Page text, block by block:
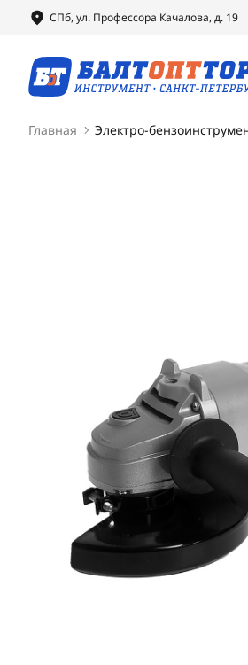
СПб, ул. Профессора Качалова, д. 19
Главная Электро-